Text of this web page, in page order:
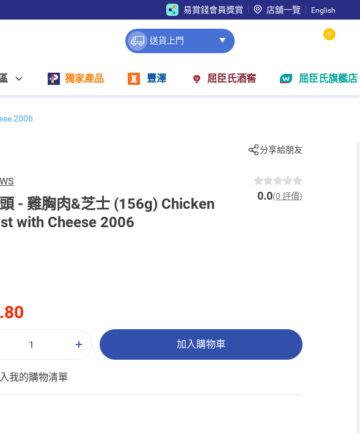
易賞錢會員獎賞 店舖一覽 English
送貨上門
0
獨家產品 豐澤 屈臣氏酒窖 屈臣氏旗艦店
2006
分享給朋友
- 雞胸肉&芝士 (156g) Chicken
with Cheese 2006
0.0(0 評價)
加入購物車
我的購物清單